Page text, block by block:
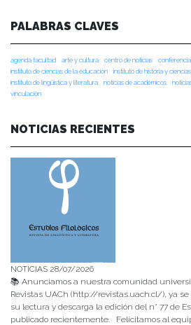
PALABRAS CLAVES
agenda facultad arte y cultura centro de noticias
instituto de ciencias de la educación
instituto de historia y
instituto de lingüística y literatura
noticias de académicos
vinculación
NOTICIAS RECIENTES
NOTICIAS 28/07/2026
📚 Anunciamos a nuestra comunidad
Revistas UACh (http://revistas.uach.cl/), ya
su lectura y descarga la edición del n° 77 de
publicado recientemente. Felicitamos al